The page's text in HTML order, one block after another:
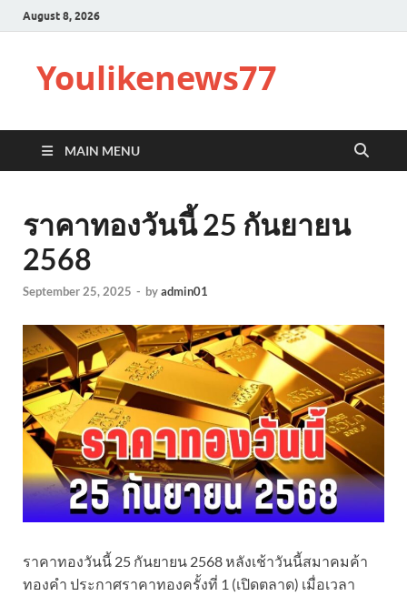
August 8, 2026
Youlikenews77
MAIN MENU
ราคาทองวันนี้ 25 กันยายน
2568
September 25, 2025 - byadmin01
ราคาทองวันนี้ 25 กันยายน 2568 หลังเช้าวันนี้สมาคมค้า
ทองคำ ประกาศราคาทองครั้งที่ 1 (เปิดตลาด) เมื่อเวลา